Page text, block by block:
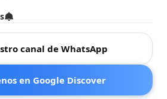
canal de WhatsApp
en Google Discover